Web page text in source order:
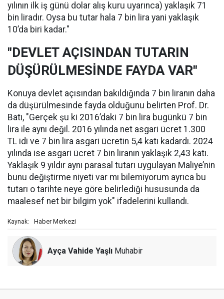
yılının ilk iş günü dolar alış kuru uyarınca) yaklaşık 71
bin liradır. Oysa bu tutar hala 7 bin lira yani yaklaşık
10’da biri kadar."
"DEVLET AÇISINDAN TUTARIN
DÜŞÜRÜLMESİNDE FAYDA VAR"
Konuya devlet açısından bakıldığında 7 bin liranın daha
da düşürülmesinde fayda olduğunu belirten Prof. Dr.
Batı, "Gerçek şu ki 2016’daki 7 bin lira bugünkü 7 bin
lira ile aynı değil. 2016 yılında net asgari ücret 1.300
TL idi ve 7 bin lira asgari ücretin 5,4 katı kadardı. 2024
yılında ise asgari ücret 7 bin liranın yaklaşık 2,43 katı.
Yaklaşık 9 yıldır aynı parasal tutarı uygulayan Maliye’nin
bunu değiştirme niyeti var mı bilemiyorum ayrıca bu
tutarı o tarihte neye göre belirlediği hususunda da
maalesef net bir bilgim yok" ifadelerini kullandı.
Kaynak: Haber Merkezi
Ayça Vahide Yaşlı Muhabir